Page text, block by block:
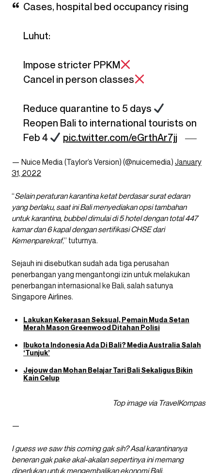
Cases, hospital bed occupancy rising
Luhut:
Impose stricter PPKM
Cancel in person classes
Reduce quarantine to 5 days
Reopen Bali to international tourists on
Feb 4
pic.twitter.com/eGrthAr7jj
— Nuice Media (Taylor’s Version) (@nuicemedia) January
31, 2022
“Selain peraturan karantina ketat berdasar surat edaran
yang berlaku, saat ini Bali menyediakan opsi tambahan
untuk karantina, bubbel dimulai di 5 hotel dengan total 447
kamar dan 6 kapal dengan sertifikasi CHSE dari
Kemenparekraf,” tuturnya.
Sejauh ini disebutkan sudah ada tiga perusahan
penerbangan yang mengantongi izin untuk melakukan
penerbangan internasional ke Bali, salah satunya
Singapore Airlines.
Lakukan Kekerasan Seksual, Pemain Muda Setan
Merah Mason Greenwood Ditahan Polisi
Ibukota Indonesia Ada Di Bali? Media Australia Salah
‘Tunjuk’
Jejouw dan Mohan Belajar Tari Bali Sekaligus Bikin
Kain Celup
Top image via TravelKompas
—
I guess we saw this coming gak sih? Asal karantinanya
beneran gak pake akal-akalan sepertinya ini memang
diperlukan untuk mengembalikan ekonomi Bali.